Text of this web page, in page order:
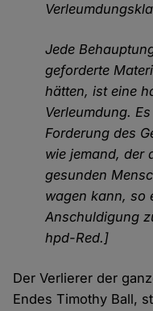
Jede
geforderte
hätten, ist eine
Verleumdung.
Forderung des
wie jemand, der
gesunden
wagen kann, so
Anschuldigung
hpd-Red.]
Der Verlierer der
Endes Timothy Ball,